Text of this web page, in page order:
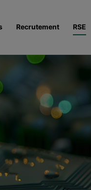
Recrutement RSE